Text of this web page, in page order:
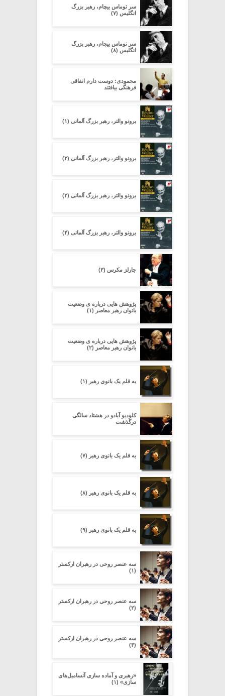
سر توماس بیچام، رهبر بزرگ
انگلیس (۷)
سر توماس بیچام، رهبر بزرگ
انگلیس (۸)
محمودی: دوست دارم اتفاقی
فرهنگی بیافتند
برونو والتر، رهبر بزرگ آلمانی (۱)
برونو والتر، رهبر بزرگ آلمانی (۲)
برونو والتر، رهبر بزرگ آلمانی (۳)
برونو والتر، رهبر بزرگ آلمانی (۴)
چارلز مکرس (۳)
پژوهش هایی درباره ی وضعیت
بانوان رهبر معاصر (۱)
پژوهش هایی درباره ی وضعیت
بانوان رهبر معاصر (۲)
به قلم یک بانوی رهبر (۱)
کلودیو آبادو در هشتاد سالگی
درگذشت
به قلم یک بانوی رهبر (۷)
به قلم یک بانوی رهبر (۸)
به قلم یک بانوی رهبر (۹)
سه عنصر روحی در رهبران ارکستر
(۱)
سه عنصر روحی در رهبران ارکستر
(۲)
سه عنصر روحی در رهبران ارکستر
(۳)
«رهبری و آماده سازی آنسامبل‌های
سازی» (۱)